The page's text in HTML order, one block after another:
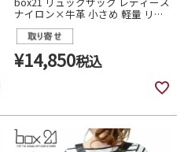
ナイロン×牛革 小さめ 軽量 リブ
シリーズ 1335477
¥14,850税込